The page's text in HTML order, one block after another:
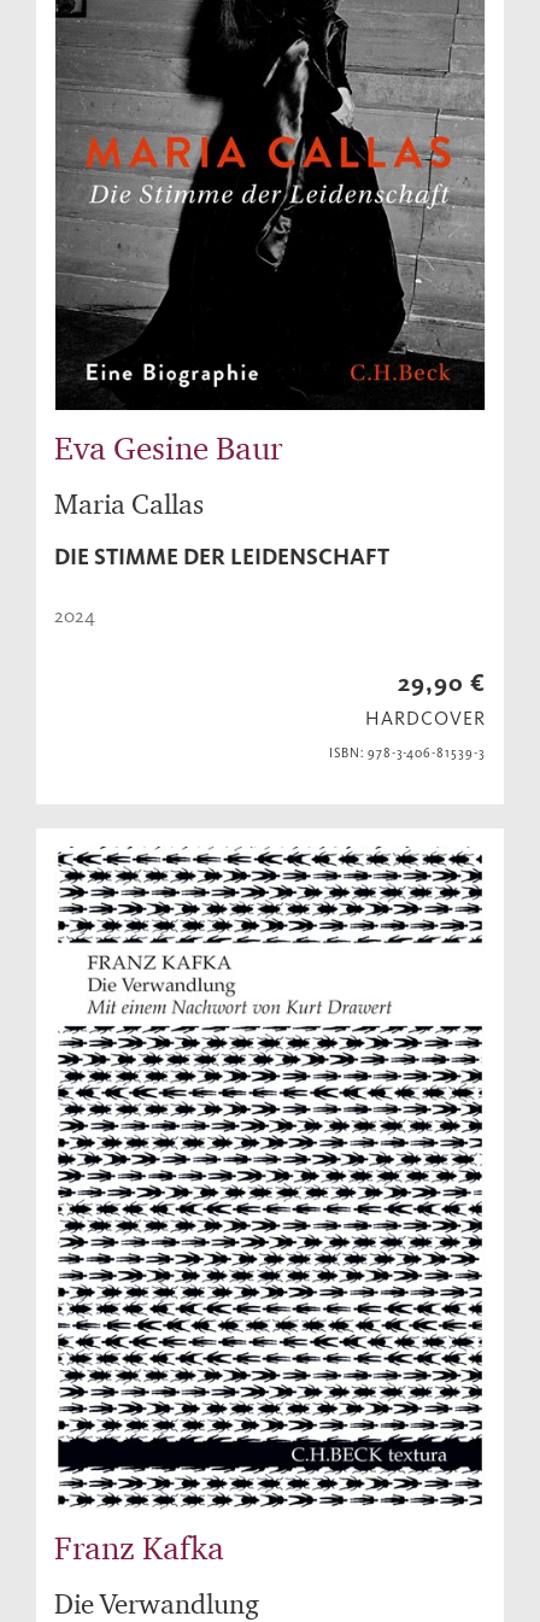
Eva Gesine Baur
Maria Callas
DIE STIMME DER LEIDENSCHAFT
2024
29,90 €
HARDCOVER
ISBN: 978-3-406-81539-3
Franz Kafka
Die Verwandlung